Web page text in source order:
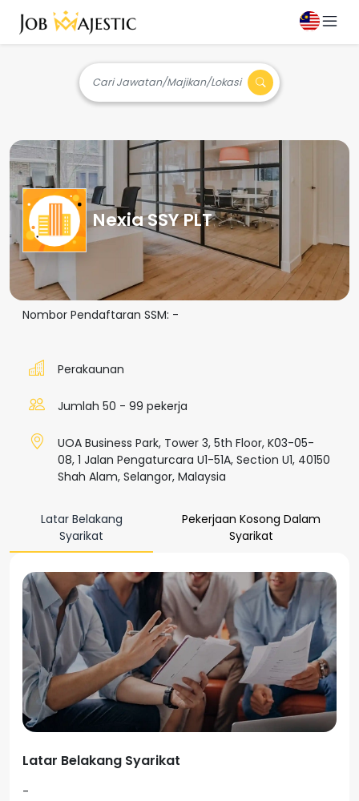
Cari Jawatan/Majikan/Lokasi
Nexia SSY PLT
Nombor Pendaftaran SSM: -
Perakaunan
Jumlah 50 - 99 pekerja
UOA Business Park, Tower 3, 5th Floor, K03-05-
08, 1 Jalan Pengaturcara U1-51A, Section U1, 40150
Shah Alam, Selangor, Malaysia
Latar Belakang
Syarikat
Pekerjaan Kosong Dalam
Syarikat
Latar Belakang Syarikat
-